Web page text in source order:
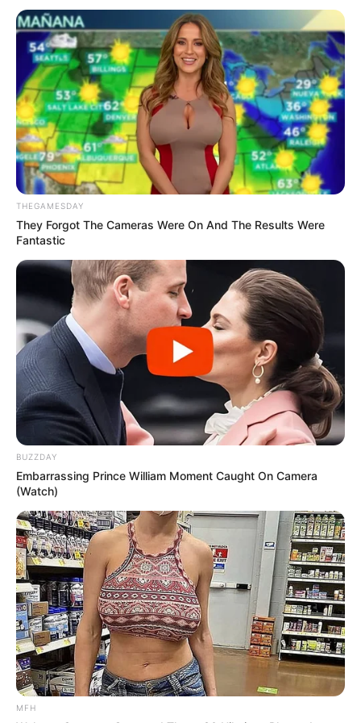
THEGAMESDAY
They Forgot The Cameras Were On And The Results Were
Fantastic
BUZZDAY
Embarrassing Prince William Moment Caught On Camera
(Watch)
MFH